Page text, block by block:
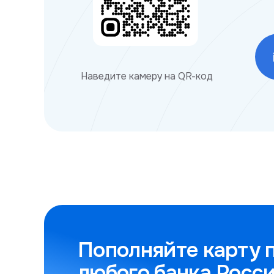
Наведите камеру на QR-код
Пополняйте карту